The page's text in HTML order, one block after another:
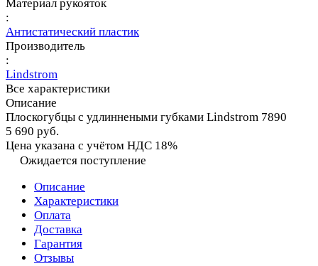
Материал рукояток
:
Антистатический пластик
Производитель
:
Lindstrom
Все характеристики
Описание
Плоскогубцы с удлиннеными губками Lindstrom 7890
5 690 руб.
Цена указана с учётом НДС 18%
Ожидается поступление
Описание
Характеристики
Оплата
Доставка
Гарантия
Отзывы